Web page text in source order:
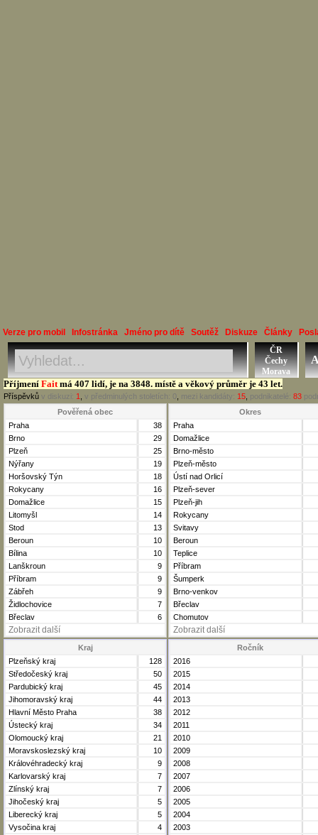
Verze pro mobil Infostránka Jméno pro dítě Soutěž Diskuze Články
Příjmení Faitmá 407 lidí, je na 3848. místě a věkový průměr je 43 let.
Příspěvků v diskuzi: 1 v předminulých stoletích: 0 mezi kandidáty: 15 podnikatelé: 83
Jméno, Příjmení, Obec
Okres, Kraj, Ročník
ČR
Čechy
Morava
Pověřená obec
Praha
38
Brno
29
Plzeň
25
Nýřany
19
Horšovský Týn
18
Rokycany
16
Domažlice
15
Litomyšl
14
Stod
13
Beroun
10
Bílina
10
Lanškroun
9
Příbram
9
Zábřeh
9
Židlochovice
7
Břeclav
6
Zobrazit další
Okres
Praha
Domažlice
Brno-město
Plzeň-město
Ústí nad Orlicí
Plzeň-sever
Plzeň-jih
Rokycany
Svitavy
Beroun
Teplice
Příbram
Šumperk
Brno-venkov
Břeclav
Chomutov
Zobrazit další
Kraj
Plzeňský kraj
128
Středočeský kraj
50
Pardubický kraj
45
Jihomoravský kraj
44
Hlavní Město Praha
38
Ústecký kraj
34
Olomoucký kraj
21
Moravskoslezský kraj
10
Královéhradecký kraj
9
Karlovarský kraj
7
Zlínský kraj
7
Jihočeský kraj
5
Liberecký kraj
5
Vysočina kraj
4
Ročník
2016
2015
2014
2013
2012
2011
2010
2009
2008
2007
2006
2005
2004
2003